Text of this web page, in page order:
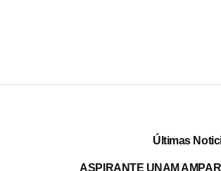
Últimas
ASPIRANTE UNAM